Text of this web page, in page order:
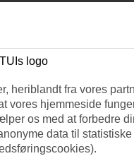
heriblandt fra vores
vores hjemmeside
os med at forbedre
data til